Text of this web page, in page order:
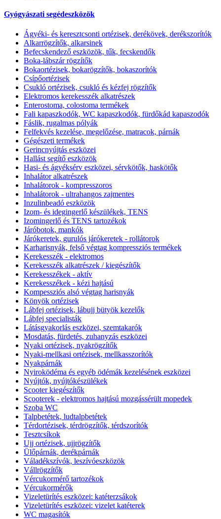
Gyógyászati segédeszközök
Ágyéki- és keresztcsonti ortézisek, derékövek, derékszorítók
Alkarrögzítők, alkarsinek
Befecskendező eszközök, tűk, fecskendők
Boka-lábszár rögzítők
Bokaortézisek, bokarögzítők, bokaszorítók
Csípőortézisek
Csukló ortézisek, csukló és kézfej rögzítők
Elektromos kerekesszék alkatrészek
Enterostoma, colostoma termékek
Fali kapaszkodók, WC kapaszkodók, fürdőkád kapaszodók
Fáslik, rugalmas pólyák
Felfekvés kezelése, megelőzése, matracok, párnák
Gégészeti termékek
Gerincnyújtás eszközei
Hallást segítő eszközök
Hasi- és ágyéksérv eszközei, sérvkötők, haskötők
Inhalátor alkatrészek
Inhalátorok - kompresszoros
Inhalátorok - ultrahangos zajmentes
Inzulinbeadó eszközök
Izom- és idegingerlő készülékek, TENS
Izomingerlő és TENS tartozékok
Járóbotok, mankók
Járókeretek, gurulós járókeretek - rollátorok
Karharisnyák, felső végtag kompressziós termékek
Kerekesszék - elektromos
Kerekesszék alkatrészek / kiegészítők
Kerekesszékek - aktív
Kerekesszékek - kézi hajtású
Kompessziós alsó végtag harisnyák
Könyök ortézisek
Lábfej ortézisek, lábujj bütyök kezelők
Lábfej specialisták
Látásgyakorlás eszközei, szemtakarók
Mosdatás, fürdetés, zuhanyzás eszközei
Nyaki ortézisek, nyakrögzítők
Nyaki-mellkasi ortézisek, mellkasszorítók
Nyakpárnák
Nyiroködéma és egyéb ödémák kezelésének eszközei
Nyújtók, nyújtókészülékek
Scooter kiegészítők
Scooterek - elektromos hajtású mozgássérült mopedek
Szoba WC
Talpbetétek, ludtalpbetétek
Térdortézisek, térdrögzítők, térdszorítók
Tesztcsíkok
Ujj ortézisek, ujjrögzítők
Ülőpárnák, derékpárnák
Váladékszívók, leszívóeszközök
Vállrögzítők
Vércukormérő tartozékok
Vércukormérők
Vizeletürítés eszközei: katéterzsákok
Vizeletürítés eszközei: vizelet katéterek
WC magasítók